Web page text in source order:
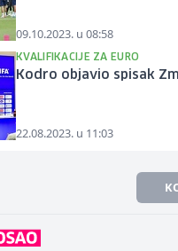
09.10.2023. u 08:58
KVALIFIKACIJE ZA EURO
Kodro objavio spisak
22.08.2023. u 11:03